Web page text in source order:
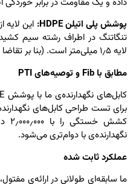
پلی اتیلنHDPE:
در اطراف رشته سیم
است. (بنا بر تقاضا این ضخامت می‌تواند بیشتر باشد.)
با Fibو توصیه‌هایPTI
تست طراحی کابل‌های
کشش
با دوام‌تری می‌شود.
ثابت شده
سابقه‌ای طولانی در ارائه‌ی